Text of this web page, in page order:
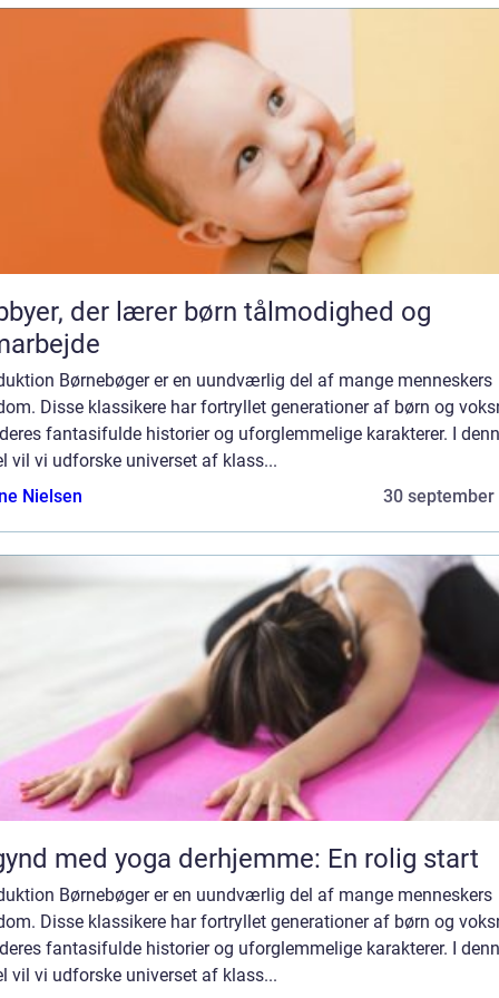
der lærer børn tålmodighed og
Børnebøger er en uundværlig del af mange menneskers
Disse klassikere har fortryllet generationer af børn og
fantasifulde historier og uforglemmelige karakterer. I
vil vi udforske universet af klass...
Nielsen
30 september
med yoga derhjemme: En rolig start
Børnebøger er en uundværlig del af mange menneskers
Disse klassikere har fortryllet generationer af børn og
fantasifulde historier og uforglemmelige karakterer. I
vil vi udforske universet af klass...